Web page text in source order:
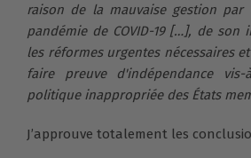
raison de la mauvaise gestion
pandémie de COVID-19[…], de son
les réformes urgentesnécessaires
faire preuve d'indépendance
politique inappropriée des États
J’approuve totalement les